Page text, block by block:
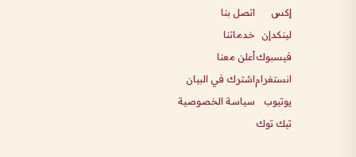
إكس
لينكدإن
فيسبوك
انستغرام
يوتيوب
تيك توك
اتصل بنا
خدماتنا
أعلن معنا
اشترك في البيان
سياسة الخصوصية